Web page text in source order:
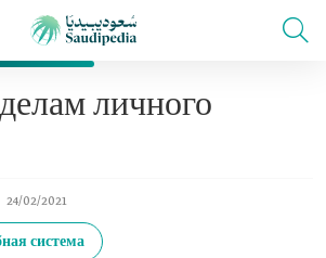
личного
24/02/2021
система